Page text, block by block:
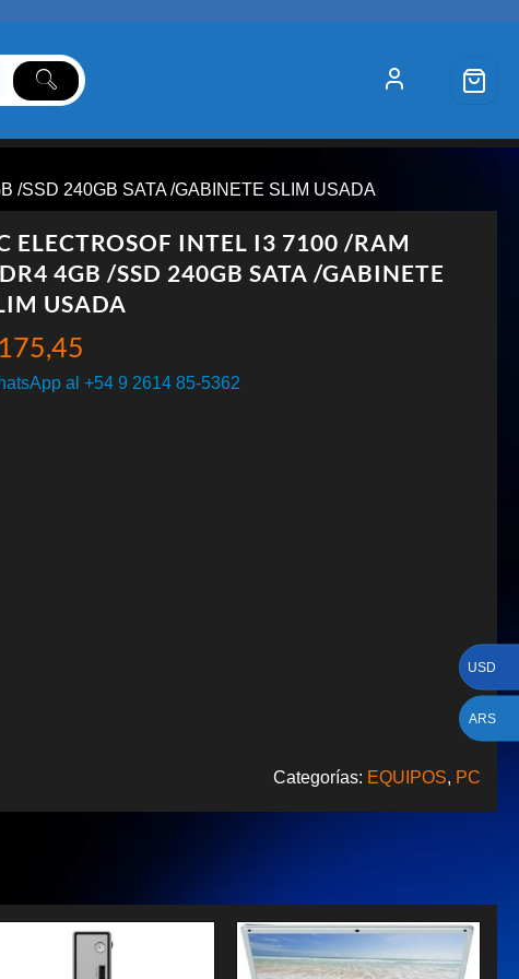
/SSD 240GB SATA /GABINETE SLIM USADA
ELECTROSOF INTEL I3 7100 /RAM
4GB /SSD 240GB SATA /GABINETE
USADA
175,45
al +54 9 2614 85-5362
Categorías: EQUIPOS, PC
USD
ARS